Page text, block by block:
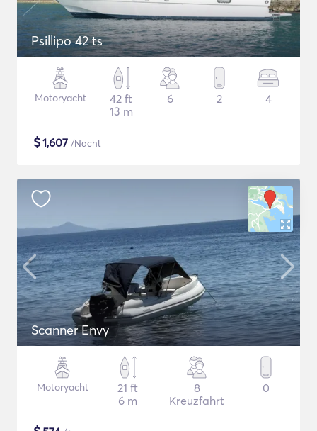
Psillipo 42 ts
Motoryacht
42 ft
13 m
6 2 4
$1,607 /Nacht
Scanner Envy
Motoryacht
21 ft
6 m
8
Kreuzfahrt
0